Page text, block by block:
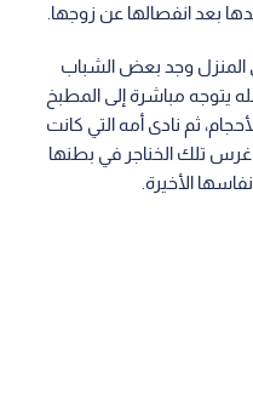
بعد انفصالها عن زوجها.
المنزل وجد بعض الشباب
يتوجه مباشرة إلى المطبخ
ثم نادى أمه التي كانت
تلك الخناجر في بطنها
الأخيرة.